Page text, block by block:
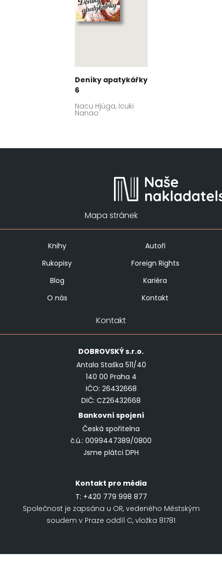
Deníky apatykářky
6
Nacu Hjúga, Icuki
Nanao
Mapa stránek
Knihy
Autoři
Rukopisy
Foreign Rights
Blog
Kariéra
O nás
Kontakt
Kontakt
DOBROVSKÝs.r.o.
Antala Staška 511/40
140 00 Praha 4
IČO: 26432668
DIČ: CZ26432668
Bankovní spojení
Česká spořitelna
č.ú.: 0099447389/0800
Jsme plátci DPH
Kontakt pro média
T: +420 779 998 877
Společnost je zapsána u OR, vedeného Městským
soudem v Praze oddíl C, vložka 81781